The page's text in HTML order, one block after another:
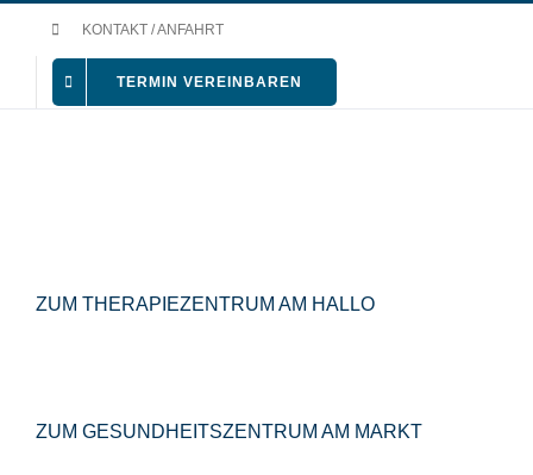
Inhalt
springen
KONTAKT / ANFAHRT
TERMIN VEREINBAREN
ZUM THERAPIEZENTRUM AM HALLO
ZUM GESUNDHEITSZENTRUM AM MARKT